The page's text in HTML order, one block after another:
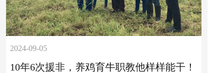
2024-09-05
10年6次援非，养鸡育牛职教他样样能干！